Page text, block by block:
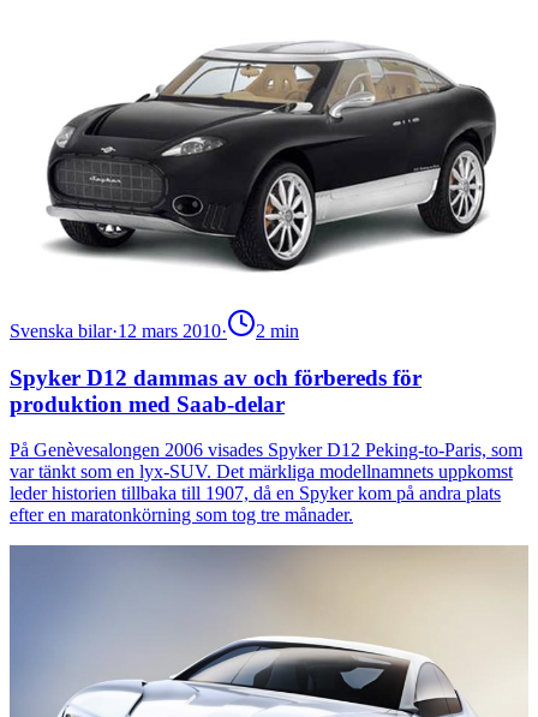
Svenska bilar·12 mars 2010· 2 min
Spyker D12 dammas av och förbereds för
produktion med Saab-delar
På Genèvesalongen 2006 visades Spyker D12 Peking-to-Paris, som
var tänkt som en lyx-SUV. Det märkliga modellnamnets uppkomst
leder historien tillbaka till 1907, då en Spyker kom på andra plats
efter en maratonkörning som tog tre månader.